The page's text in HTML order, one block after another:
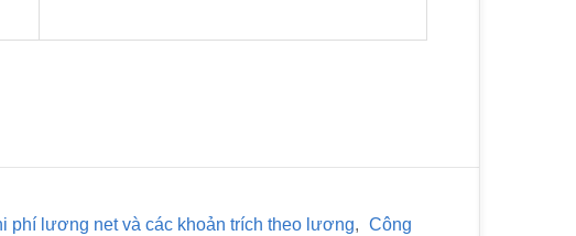
phí lương net và các khoản trích theo lương,
Công